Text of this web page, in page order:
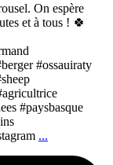
On espère
et à tous ! 🍀
#ossauiraty
#paysbasque
...